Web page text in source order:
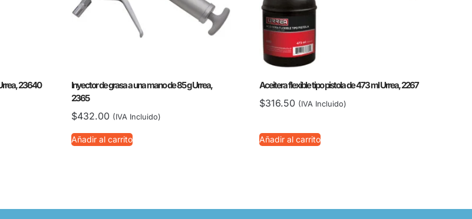
23640
Inyector de grasa a una mano de 85 g Urrea,
2365
$432.00 (IVA Incluido)
Añadir al carrito
Aceitera flexible tipo pistola de 473 ml Urrea, 2267
$316.50 (IVA Incluido)
Añadir al carrito